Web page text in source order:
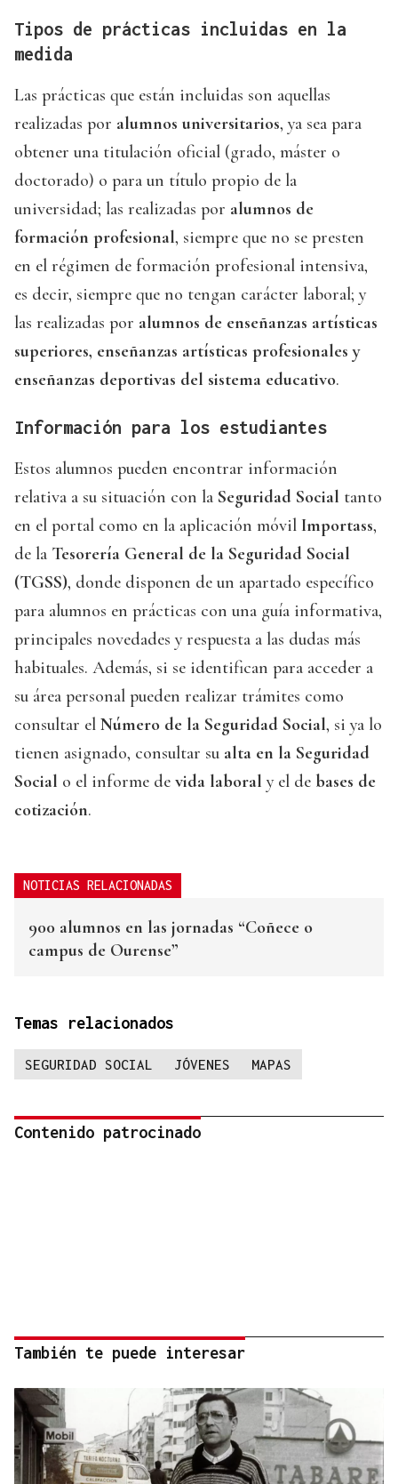
Tipos de prácticas incluidas en la
medida
Las prácticas que están incluidas son aquellas
realizadas por alumnos universitarios, ya sea para
obtener una titulación oficial (grado, máster o
doctorado) o para un título propio de la
universidad; las realizadas por alumnos de
formación profesional, siempre que no se presten
en el régimen de formación profesional intensiva,
es decir, siempre que no tengan carácter laboral; y
las realizadas por alumnos de enseñanzas artísticas
superiores, enseñanzas artísticas profesionales y
enseñanzas deportivas del sistema educativo.
Información para los estudiantes
Estos alumnos pueden encontrar información
relativa a su situación con la Seguridad Social tanto
en el portal como en la aplicación móvil Importass,
de la Tesorería General de la Seguridad Social
(TGSS), donde disponen de un apartado específico
para alumnos en prácticas con una guía informativa,
principales novedades y respuesta a las dudas más
habituales. Además, si se identifican para acceder a
su área personal pueden realizar trámites como
consultar el Número de la Seguridad Social, si ya lo
tienen asignado, consultar su alta en la Seguridad
Social o el informe de vida laboral y el de bases de
cotización.
NOTICIAS RELACIONADAS
900 alumnos en las jornadas “Coñece o
campus de Ourense”
Temas relacionados
SEGURIDAD SOCIAL JÓVENES MAPAS
Contenido patrocinado
También te puede interesar